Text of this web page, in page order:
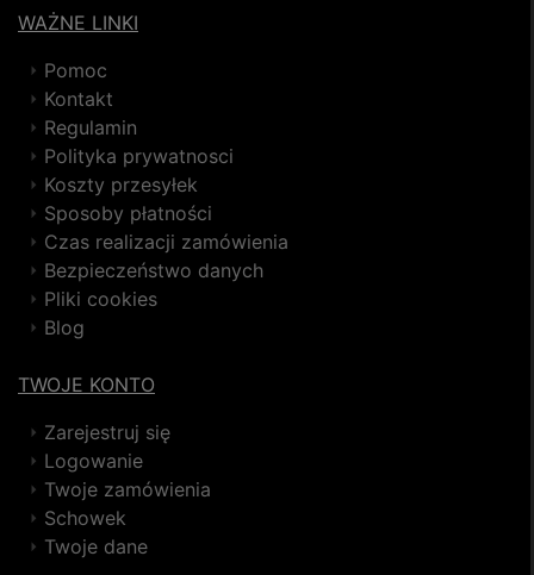
WAŻNE LINKI
Pomoc
Kontakt
Regulamin
Polityka prywatnosci
Koszty przesyłek
Sposoby płatności
Czas realizacji zamówienia
Bezpieczeństwo danych
Pliki cookies
Blog
TWOJE KONTO
Zarejestruj się
Logowanie
Twoje zamówienia
Schowek
Twoje dane